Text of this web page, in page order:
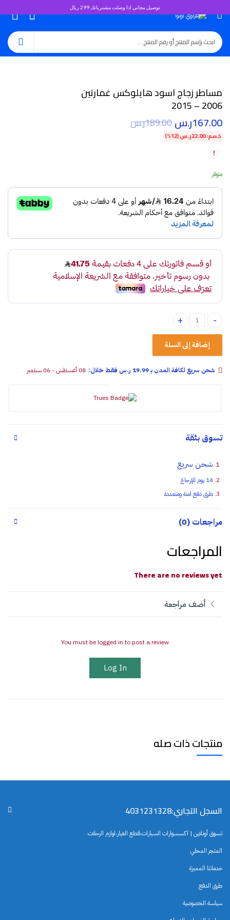
توصيل مجاني اذا وصلت مشترياتك 299 ريال
مساطر زجاج اسود هايلوكس غمارتين
2006 – 2015
167.00ر.س189.00ر.س
خصم:22.00ر.س(12%)
متوفر
مساطر زجاج اسود هايلوكس غمارتين 2006 - 2015 quantity
إضافة إلى السلة
شحن سريع لكافة المدن بـ 19.99 ر.س فقـط خلال: 08 أغسطس - 06 سبتمبر
تسوق بثقة
شحن سريع
14 يوم للإرجاع
طرق دفع امنة ومتعددة
مراجعات (0)
المراجعات
There are no reviews yet
أضف مراجعة
You must be logged in to post a review
Log In
منتجات ذات صله
السجل التجاري:4031231328
تسوق أونلاين | اكسسوارات السيارات،قطع الغيار،لوازم الرحلات
المتجر المحلي
خدماتنا المميزة
طرق الدفع
سياسة الخصوصية